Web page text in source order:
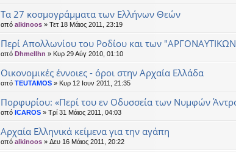
Τα 27 κοσμογράμματα των Ελλήνων Θεών
από alkinoos » Τετ 18 Μάιος 2011, 23:19
Περί Απολλωνίου του Ροδίου και των
από Dhmellhn » Κυρ 29 Αύγ 2010, 01:10
Οικονομικές έννοιες - όροι στην Αρχαία Ελλάδα
από TEUTAMOS » Κυρ 12 Ιουν 2011, 21:35
Πορφυρίου: «Περί του εν Οδυσσεία των Νυμφών
από ICAROS » Τρί 31 Μάιος 2011, 04:03
Αρχαία Ελληνικά κείμενα για την αγάπη
από alkinoos » Δευ 16 Μάιος 2011, 20:22